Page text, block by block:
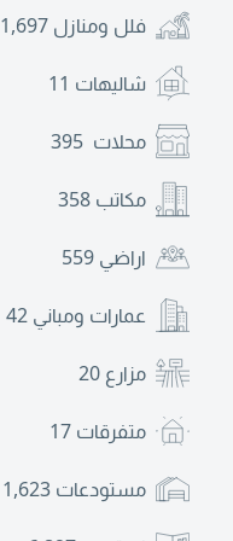
فلل ومنازل 1,697
شاليهات 11
محلات 395
مكاتب 358
اراضي 559
عمارات ومباني 42
مزارع 20
متفرقات 17
مستودعات 1,623